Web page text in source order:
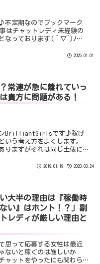
定期なのでブックマーク
はチャットレディ未経験の
となっております(´▽`)ﾉカ
2025.01.01
常連が急に離れていっ
貴方に問題がある！
ンBrilliantGirlsです♪稼げ
いう考え方をよくします。
りますがそれは同じ土俵に
2019.01.19 2020.03.24
い大半の理由は『稼働時
い』はホント！？」副
レディが厳しい理由と
思って応募する女性は最近
ないと稼ぐのは厳しいか
ャットをやったにも関わら